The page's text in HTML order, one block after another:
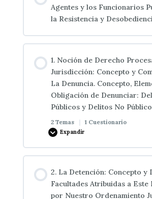
5. Delitos contra el patrimonio y
socioeconómico: robo, hurto,
públicas garantizadas por la
De los delitos cometidos por los
7. Delitos cometidos con ocasión
los derechos fundamentales y de
públicas garantizadas por la
Agentes y los Funcionarios
la Resistencia y
1. Noción de Derecho
Jurisdicción: Concepto y
La Denuncia. Concepto,
Obligación de Denunciar:
Públicos y Delitos No
2 Temas | 1 Cuestionario
Expandir
0% COMPLETADO 0/2 pasos
2. La Detención: Concepto y
Facultades Atribuidas a Este
por Nuestro Ordenamiento